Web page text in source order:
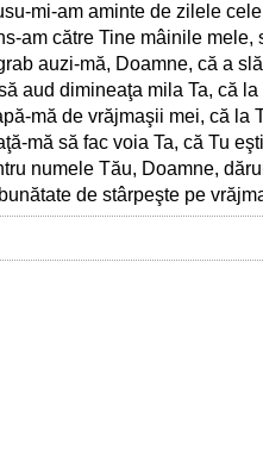
mi-am aminte de zilele
am către Tine mâinile
auzi-mă, Doamne, că a
aud dimineaţa mila Ta, că
mă de vrăjmaşii mei, că la
mă să fac voia Ta, că Tu
numele Tău, Doamne,
de stârpeşte pe